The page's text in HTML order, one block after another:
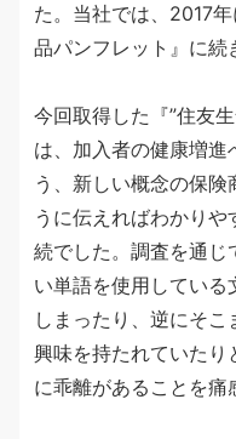
た。当社では、2017
品パンフレット』に続
今回取得した『”住友
は、加入者の健康増
う、新しい概念の保
うに伝えればわかり
続でした。調査を通じ
い単語を使用している
しまったり、逆にそ
興味を持たれていたり
に乖離があることを痛